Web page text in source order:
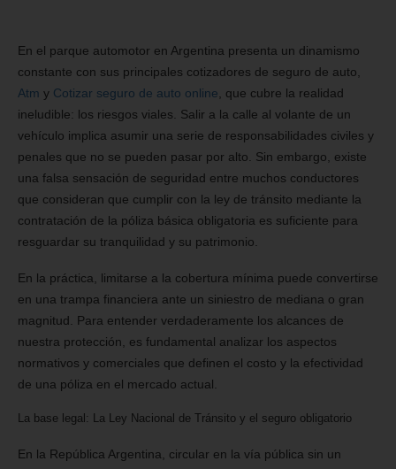
En el parque automotor en Argentina presenta un dinamismo
constante con sus principales cotizadores de seguro de auto,
Atm y Cotizar seguro de auto online , que cubre la realidad
ineludible: los riesgos viales. Salir a la calle al volante de un
vehículo implica asumir una serie de responsabilidades civiles y
penales que no se pueden pasar por alto. Sin embargo, existe
una falsa sensación de seguridad entre muchos conductores
que consideran que cumplir con la ley de tránsito mediante la
contratación de la póliza básica obligatoria es suficiente para
resguardar su tranquilidad y su patrimonio.
En la práctica, limitarse a la cobertura mínima puede convertirse
en una trampa financiera ante un siniestro de mediana o gran
magnitud. Para entender verdaderamente los alcances de
nuestra protección, es fundamental analizar los aspectos
normativos y comerciales que definen el costo y la efectividad
de una póliza en el mercado actual.
La base legal: La Ley Nacional de Tránsito y el seguro obligatorio
En la República Argentina, circular en la vía pública sin un